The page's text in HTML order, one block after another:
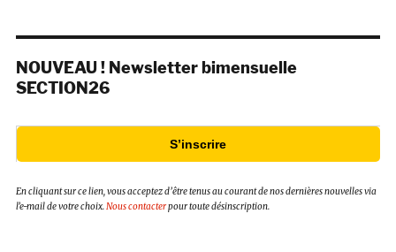
NOUVEAU ! Newsletter bimensuelle
SECTION26
S’inscrire
En cliquant sur ce lien, vous acceptez d’être tenus au courant de nos dernières nouvelles via
l’e-mail de votre choix.Nous contacterpour toute désinscription.